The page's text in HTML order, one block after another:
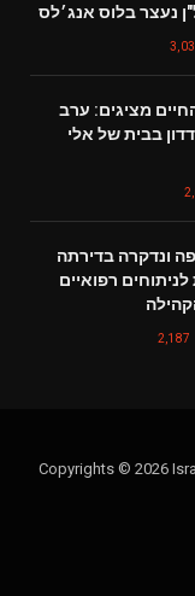
נעצר בלוס אנג׳לס
מציגים: ערב
בבית של אלי
ונדקרה בדירתה
רפואיים
2,187
Copyrights © 2026